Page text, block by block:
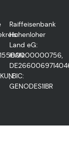
Raiffeisenbank
Hohenloher
Land eG:
IBAN:
, BIC:
GENODES1IBR